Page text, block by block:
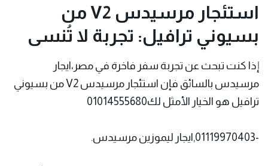
استئجار مرسيدس V2 من
بسيوني ترافيل: تجربة لا تُنسى
إذا كنت تبحث عن تجربة سفر فاخرة في مصر،ايجار
مرسيدس بالسائق فإن استئجار مرسيدس V2 من بسيوني
ترافيل هو الخيار الأمثل لك01014555680
-01119970403,ايجار ليموزين مرسيدس.